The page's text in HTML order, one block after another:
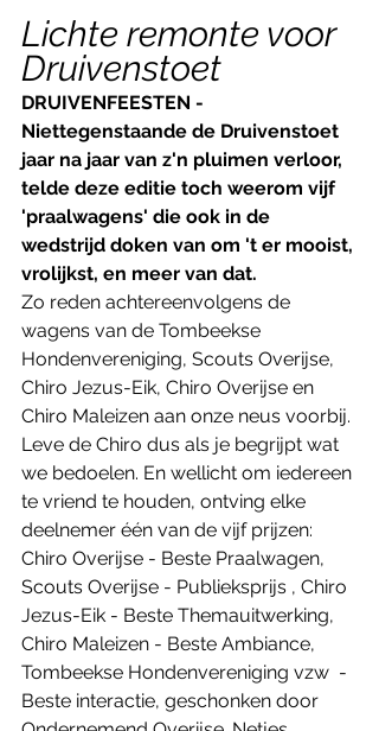
Lichte remonte voor
Druivenstoet
DRUIVENFEESTEN -
Niettegenstaande de Druivenstoet
jaar na jaar van z'n pluimen verloor,
telde deze editie toch weerom vijf
'praalwagens' die ook in de
wedstrijd doken van om 't er mooist,
vrolijkst, en meer van dat.
Zo reden achtereenvolgens de
wagens van de Tombeekse
Hondenvereniging, Scouts Overijse,
Chiro Jezus-Eik, Chiro Overijse en
Chiro Maleizen aan onze neus voorbij.
Leve de Chiro dus als je begrijpt wat
we bedoelen. En wellicht om iedereen
te vriend te houden, ontving elke
deelnemer één van de vijf prijzen:
Chiro Overijse - Beste Praalwagen,
Scouts Overijse - Publieksprijs , Chiro
Jezus-Eik - Beste Themauitwerking,
Chiro Maleizen - Beste Ambiance,
Tombeekse Hondenvereniging vzw  -
Beste interactie, geschonken door